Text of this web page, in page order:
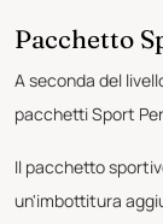
Pacchetto
A seconda del
pacchetti Sport
Il pacchetto
un'imbottitura